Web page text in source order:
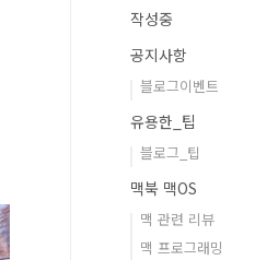
작성중
공지사항
블로그이벤트
유용한_팁
블로그_팁
맥북 맥OS
맥 관련 리뷰
맥 프로그래밍